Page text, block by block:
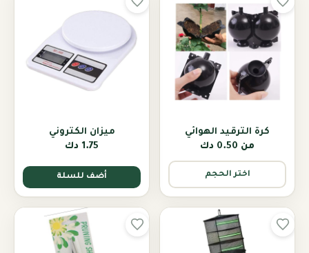
كرة الترقيد الهوائي
من 0.50 دك
اختر الحجم
ميزان الكتروني
1.75 دك
أضف للسلة